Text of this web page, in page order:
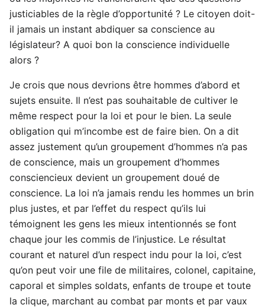
justiciables de la règle d’opportunité ? Le citoyen doit-
il jamais un instant abdiquer sa conscience au
législateur? A quoi bon la conscience individuelle
alors ?
Je crois que nous devrions être hommes d’abord et
sujets ensuite. Il n’est pas souhaitable de cultiver le
même respect pour la loi et pour le bien. La seule
obligation qui m’incombe est de faire bien. On a dit
assez justement qu’un groupement d’hommes n’a pas
de conscience, mais un groupement d’hommes
consciencieux devient un groupement doué de
conscience. La loi n’a jamais rendu les hommes un brin
plus justes, et par l’effet du respect qu’ils lui
témoignent les gens les mieux intentionnés se font
chaque jour les commis de l’injustice. Le résultat
courant et naturel d’un respect indu pour la loi, c’est
qu’on peut voir une file de militaires, colonel, capitaine,
caporal et simples soldats, enfants de troupe et toute
la clique, marchant au combat par monts et par vaux